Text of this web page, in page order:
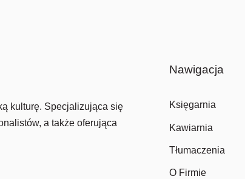
kulturę. Specjalizująca się
a także oferująca
Nawigacja
Księgarnia
Kawiarnia
Tłumaczenia
O Firmie